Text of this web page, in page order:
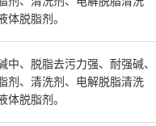
体脱脂剂。
、脱脂去污力强、耐强碱、
剂、清洗剂、电解脱脂清洗
体脱脂剂。